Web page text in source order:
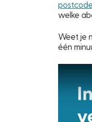
welke
Weet je
één